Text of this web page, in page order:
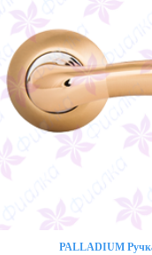
PALLADIUM